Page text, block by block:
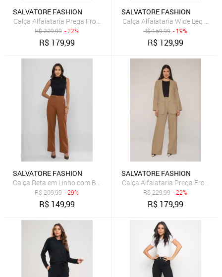
SALVATORE FASHION
Calça Alfaiataria Prega Frontal Salvatore Branco
R$229,99 - 22%
R$ 179,99
SALVATORE FASHION
Calça Alfaiataria Wide Leg
R$159,99 - 19%
R$ 129,99
SALVATORE FASHION
Calça Reta em Linho com Bolso Posterior Salvatore Marrom
R$209,99 - 29%
R$ 149,99
SALVATORE FASHION
Calça Alfaiataria Prega Frontal
R$229,99 - 22%
R$ 179,99